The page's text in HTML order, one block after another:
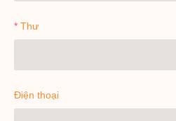
Thư
Điện thoại